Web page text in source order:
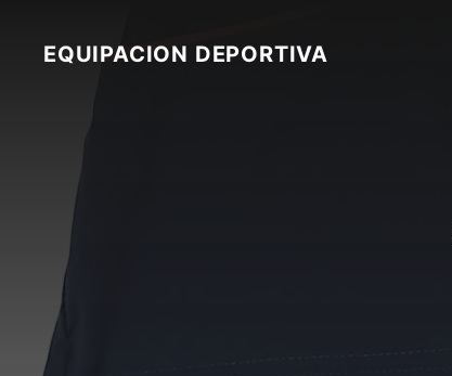
contentEQUIPACION DEPORTIVA